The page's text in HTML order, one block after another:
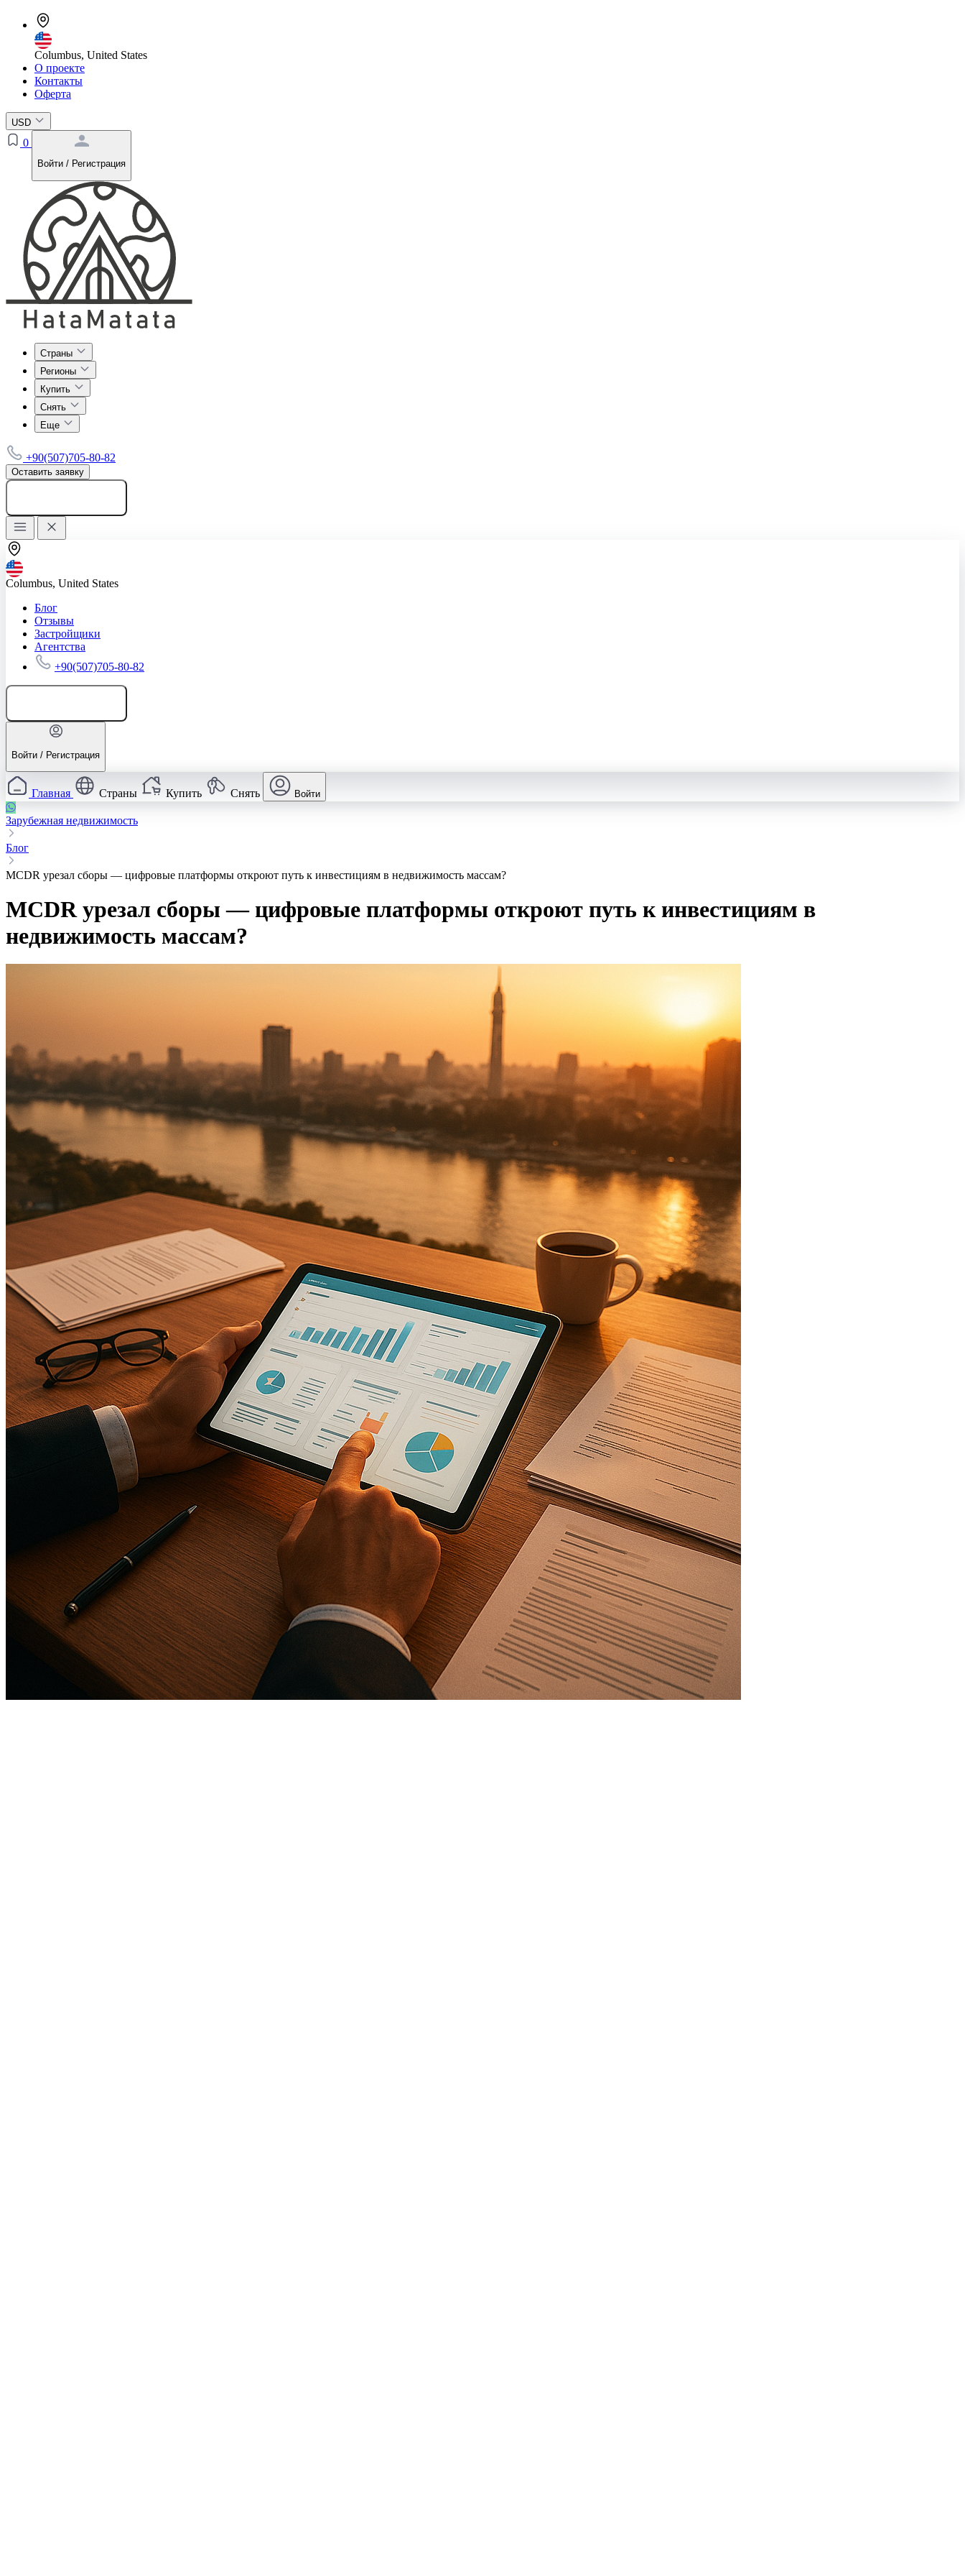
Columbus, United States
О проекте
Контакты
Оферта
USD
0
Войти / Регистрация
Страны
Регионы
Купить
Снять
Еще
+90(507)705-80-82
Оставить заявку
Columbus, United States
Блог
Отзывы
Застройщики
Агентства
+90(507)705-80-82
Войти / Регистрация
Главная Страны Купить Снять Войти
Зарубежная недвижимость
Блог
MCDR урезал сборы — цифровые платформы откроют путь к инвестициям в недвижимость массам?
MCDR урезал сборы — цифровые платформы откроют путь к инвестициям в
недвижимость массам?